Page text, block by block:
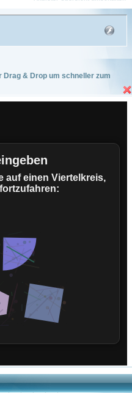
& Drop um schneller zum